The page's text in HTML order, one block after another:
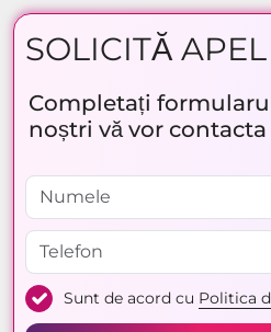
SOLICITĂ APEL
Completați
noștri vă vor
Sunt de acord cu Politica